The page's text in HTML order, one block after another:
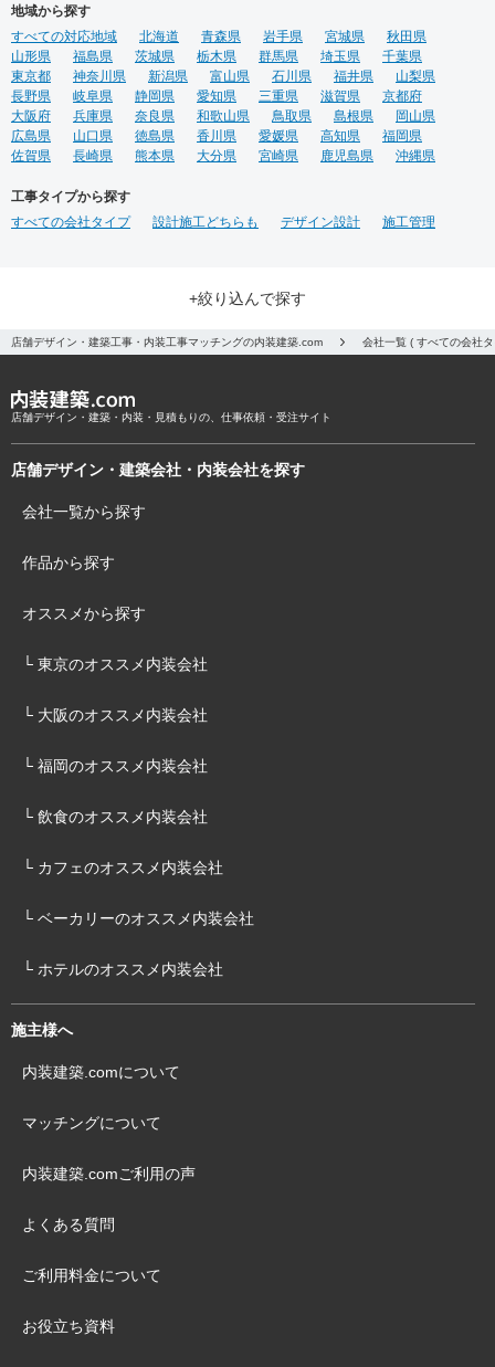
地域から探す
すべての対応地域
北海道 青森県 岩手県 宮城県
秋田県
山形県
福島県 茨城県 栃木県 群馬県 埼玉県
千葉県
東京都
神奈川県 新潟県 富山県 石川県 福井県
山梨県
長野県
岐阜県 静岡県 愛知県 三重県 滋賀県
京都府
大阪府
兵庫県 奈良県 和歌山県 鳥取県 島根県
岡山県
広島県
山口県 徳島県 香川県 愛媛県 高知県
福岡県
佐賀県
長崎県 熊本県 大分県 宮崎県 鹿児島県 沖縄県
工事タイプから探す
すべての会社タイプ
設計施工どちらも デザイン設計 施工管理
+絞り込んで探す
店舗デザイン・建築工事・内装工事マッチングの内装建築.com 会社一覧 ( すべての会社
店舗デザイン・建築・内装・見積もりの、仕事依頼・受注サイト
店舗デザイン・建築会社・内装会社を探す
会社一覧から探す
作品から探す
オススメから探す
└ 東京のオススメ内装会社
└ 大阪のオススメ内装会社
└ 福岡のオススメ内装会社
└ 飲食のオススメ内装会社
└ カフェのオススメ内装会社
└ ベーカリーのオススメ内装会社
└ ホテルのオススメ内装会社
施主様へ
内装建築.comについて
マッチングについて
内装建築.comご利用の声
よくある質問
ご利用料金について
お役立ち資料